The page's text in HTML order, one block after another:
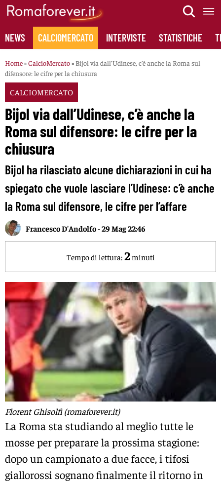
Skip
content
NEWS CALCIOMERCATO INTERVISTE STATISTICHE
Home»CalcioMercato» Bijol via dall’Udinese, c’è anche la Roma sul
difensore: le cifre per la chiusura
CALCIOMERCATO
Bijol via dall’Udinese, c’è anche la
Roma sul difensore: le cifre per la
chiusura
Bijol ha rilasciato alcune dichiarazioni in cui ha
spiegato che vuole lasciare l’Udinese: c’è anche
la Roma sul difensore, le cifre per l’affare
Francesco D'Andolfo-29 Mag 22:46
Tempo di lettura: 2minuti
Florent Ghisolfi (romaforever.it)
La Roma sta studiando al meglio tutte le
mosse per preparare la prossima stagione:
dopo un campionato a due facce, i tifosi
giallorossi sognano finalmente il ritorno in